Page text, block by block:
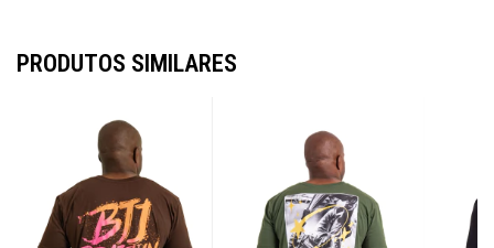
PRODUTOS SIMILARES